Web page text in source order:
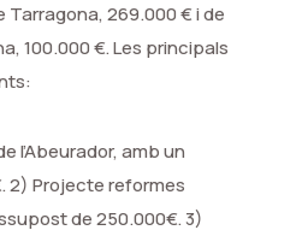
269.000 € i de
100.000 €. Les principals
l’Abeurador, amb un
2) Projecte reformes
de 250.000€. 3)